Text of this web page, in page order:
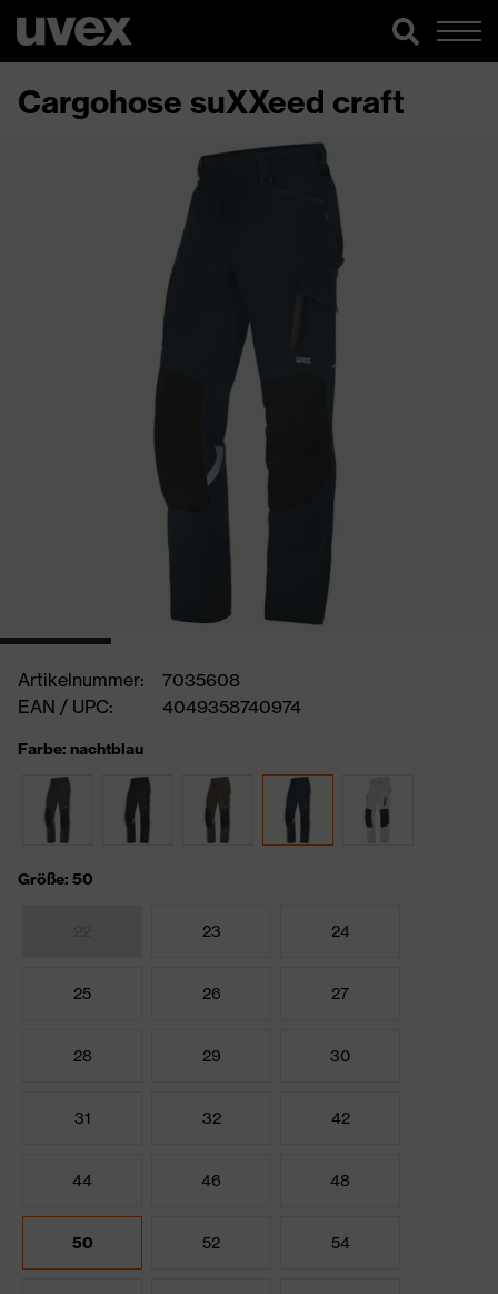
Cargohose suXXeed craft
Artikelnummer:
7035608
EAN / UPC:
4049358740974
Farbe: nachtblau
Größe: 50
23 24
25 26 27
28 29 30
31 32 42
44 46 48
50 52 54